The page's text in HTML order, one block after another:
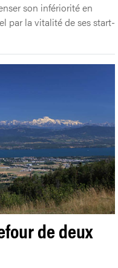
son infériorité en
par la vitalité de ses start-
de deux